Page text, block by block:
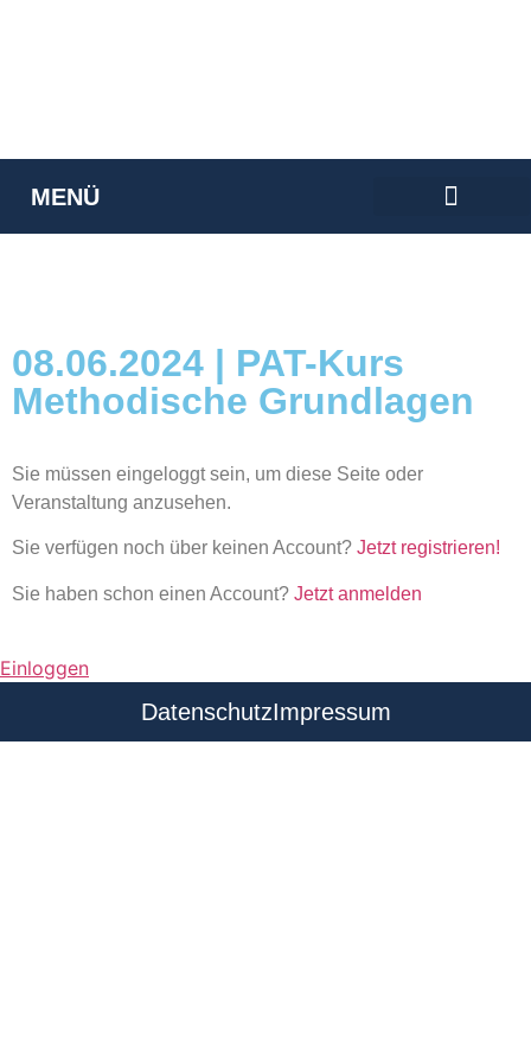
MENÜ
08.06.2024 | PAT-Kurs
Methodische Grundlagen
Sie müssen eingeloggt sein, um diese Seite oder
Veranstaltung anzusehen.
Sie verfügen noch über keinen Account? Jetzt registrieren!
Sie haben schon einen Account? Jetzt anmelden
Einloggen
DatenschutzImpressum